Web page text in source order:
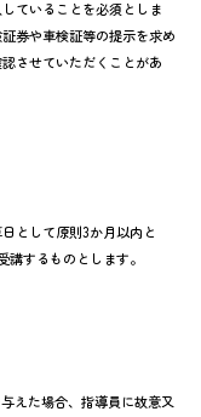
ていることを必須としま
券や車検証等の提示を求め
させていただくことがあ
として原則3か月以内と
するものとします。
えた場合、指導員に故意又